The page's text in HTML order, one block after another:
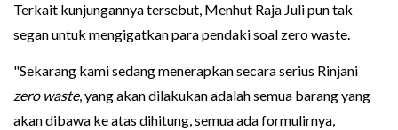
Terkait kunjungannya tersebut, Menhut Raja Juli pun tak
segan untuk mengigatkan para pendaki soal zero waste.
"Sekarang kami sedang menerapkan secara serius Rinjani
zero waste, yang akan dilakukan adalah semua barang yang
akan dibawa ke atas dihitung, semua ada formulirnya,